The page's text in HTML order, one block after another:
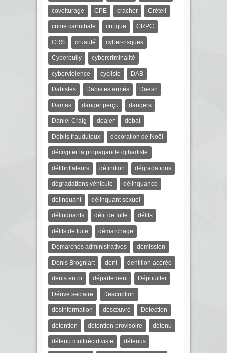
covoiturage CPE cracher Créteil
crime cannibale critique CRPC
CRS cruauté cyber-risques
Cyberbully cybercriminalité
cyberviolence cycliste DAB
Dabistes Dabistes armés Daesh
Damas danger perçu dangers
Daniel Craig dealer débat
Débits frauduleux décoration de Noël
décrypter la propagande djihadiste
défibrillateurs définition dégradations
dégradations véhicule délinquance
délinquant délinquant sexuel
délinquants délit de fuite délits
délits de fuite démarchage
Démarches administratives démission
Denis Brogniart dent dentition acérée
dents en or département Dépouiller
Dérive sectaire Description
désinformation désœuvré Détection
détention détention provisoire détenu
détenu multirécidiviste détenus